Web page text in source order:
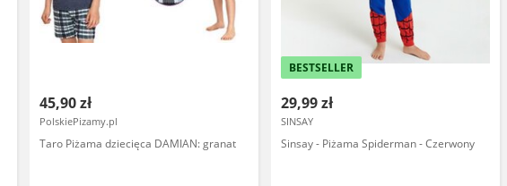
45,90 zł
PolskiePizamy.pl
Taro Piżama dziecięca DAMIAN: granat
BESTSELLER
29,99 zł
SINSAY
Sinsay - Piżama Spiderman - Czerwony